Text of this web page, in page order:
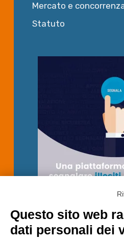
Mercato e
Statuto
Questo sito web
dati personali dei